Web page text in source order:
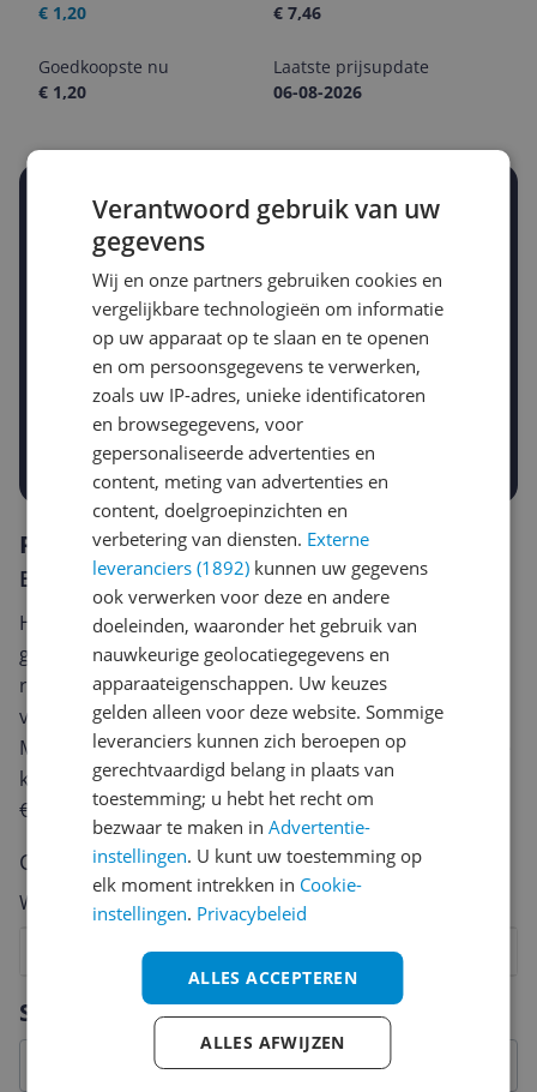
€ 1,20
€ 7,46
Goedkoopste nu
€ 1,20
Laatste prijsupdate
06-08-2026
Stel een alert in en mis geen prijsdaling
Krijg een seintje zodra de prijs zakt
Jouw e-mailadres
Gewenste daling of bedrag
-5% -10% -15%
Gewenste prijs
€
Prijsalert aanzetten
Specificaties
Reviews
Er zijn nog geen reviews geschreven
Heb jij dit product in bezit en wil je graag je mening
geven? Start dan hieronder met het schrijven van je
review. Afhankelijk van de details duurt het schrijven
van een review gemiddeld tussen de 3 en 10 minuten.
Met jouw mening help je andere bezoekers een betere
keuze te maken én maak je iedere maand kans op
€250,-!
Klik hier voor de actievoorwaarden.
Cijfer
Welk cijfer geef jij dit product?
8
7
6
5
4
3
Verantwoord gebruik van uw
gegevens
Wij en onze partners gebruiken cookies en
vergelijkbare technologieën om informatie
op uw apparaat op te slaan en te openen
en om persoonsgegevens te verwerken,
zoals uw IP-adres, unieke identificatoren
en browsegegevens, voor
gepersonaliseerde advertenties en
content, meting van advertenties en
content, doelgroepinzichten en
verbetering van diensten. Externe
leveranciers (1892) kunnen uw gegevens
ook verwerken voor deze en andere
doeleinden, waaronder het gebruik van
nauwkeurige geolocatiegegevens en
apparaateigenschappen. Uw keuzes
gelden alleen voor deze website. Sommige
leveranciers kunnen zich beroepen op
gerechtvaardigd belang in plaats van
toestemming; u hebt het recht om
bezwaar te maken inAdvertentie-
instellingen. U kunt uw toestemming op
elk moment intrekken in Cookie-
instellingen. Privacybeleid
ALLES ACCEPTEREN
ALLES AFWIJZEN